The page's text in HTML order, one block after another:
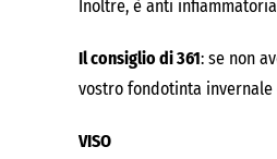
Inoltre, è anti
Il consiglio di 361: se non
vostro fondotinta invernale
VISO